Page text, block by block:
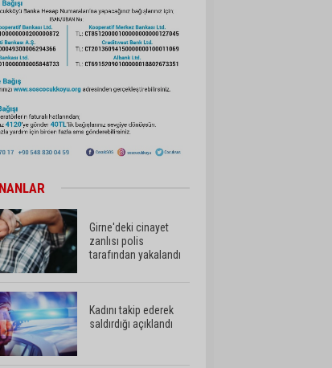
Girne'deki cinayet
zanlısı polis
tarafından yakalandı
Kadını takip ederek
saldırdığı açıklandı